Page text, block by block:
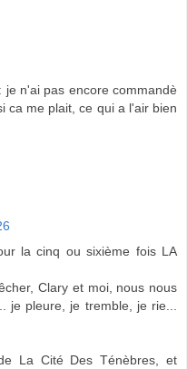
n'ai pas encore commandè
ca me plait, ce qui a l'air bien
la cinq ou sixième fois LA
Clary et moi, nous nous
je pleure, je tremble, je rie...
La Cité Des Ténèbres, et